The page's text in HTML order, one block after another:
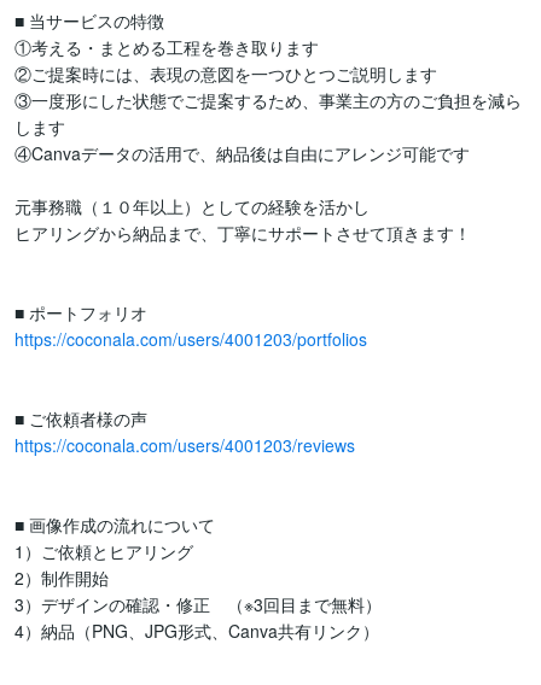
■ 当サービスの特徴
①考える・まとめる工程を巻き取ります
②ご提案時には、表現の意図を一つひとつご説明します
③一度形にした状態でご提案するため、事業主の方のご負担を減ら
します
④Canvaデータの活用で、納品後は自由にアレンジ可能です
元事務職（１０年以上）としての経験を活かし
ヒアリングから納品まで、丁寧にサポートさせて頂きます！
https://coconala.com/users/4001203/portfolios
https://coconala.com/users/4001203/reviews
■ 画像作成の流れについて
1）ご依頼とヒアリング
2）制作開始
3）デザインの確認・修正　（※3回目まで無料）
4）納品（PNG、JPG形式、Canva共有リンク）